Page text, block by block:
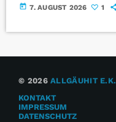
today 7. AUGUST 2026 1
© 2026ALLGÄUHIT E.K.
KONTAKT
IMPRESSUM
DATENSCHUTZ